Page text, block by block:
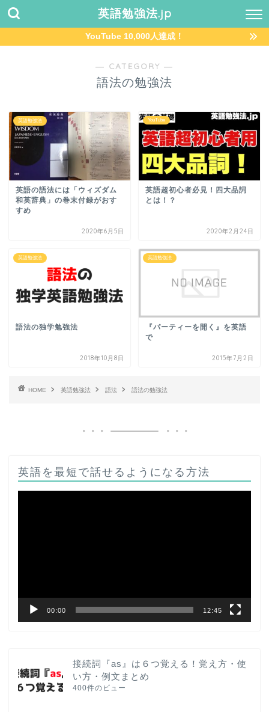
英語勉強法.jp
YouTube 10,000人達成！
― CATEGORY ―
語法の勉強法
英語勉強法
英語の語法には「ウィズダム
和英辞典」の巻末付録がおす
すめ
2020年6月5日
YouTube
英語超初心者必見！四大品詞
とは！？
2020年2月24日
英語勉強法
語法の独学勉強法
2018年10月8日
英語勉強法
『パーティーを開く』を英語
で
2015年7月2日
HOME 英語勉強法 語法 語法の勉強法
英語を最短で話せるようになる方法
00:00 12:45
接続詞『as』は６つ覚える！覚え方・使
い方・例文まとめ
400件のビュー